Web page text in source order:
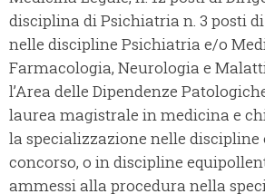
disciplina di Psichiatria n. 3 posti
nelle discipline Psichiatria e/o
Farmacologia, Neurologia e
l’Area delle Dipendenze
laurea magistrale in medicina e
la specializzazione nelle discipline
concorso, o in discipline
ammessi alla procedura nella